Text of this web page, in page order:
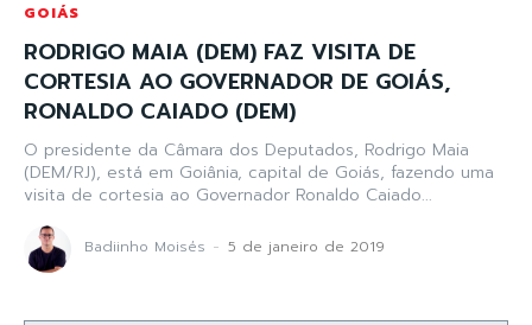
GOIÁS
RODRIGO MAIA (DEM) FAZ VISITA DE
CORTESIA AO GOVERNADOR DE GOIÁS,
RONALDO CAIADO (DEM)
O presidente da Câmara dos Deputados, Rodrigo Maia
(DEM/RJ), está em Goiânia, capital de Goiás, fazendo uma
visita de cortesia ao Governador Ronaldo Caiado...
Badiinho Moisés - 5 de janeiro de 2019